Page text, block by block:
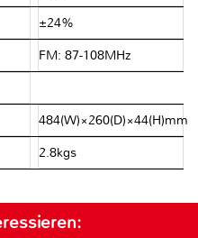
±24%
FM: 87-108MHz
484(W)×260(D)×44(H)mm
2.8kgs